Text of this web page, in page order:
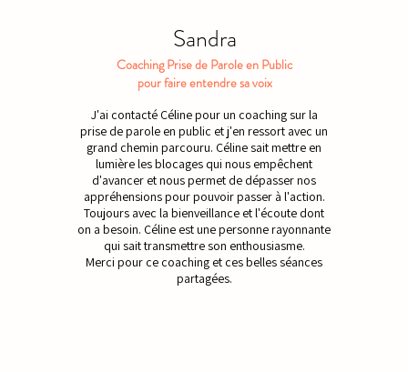
Sandra
Coaching Prise de Parole en Public
pour faire entendre sa voix
J'ai contacté Céline pour un coaching sur la
prise de parole en public et j'en ressort avec un
grand chemin parcouru. Céline sait mettre en
lumière les blocages qui nous empêchent
d'avancer et nous permet de dépasser nos
appréhensions pour pouvoir passer à l'action.
Toujours avec la bienveillance et l'écoute dont
on a besoin. Céline est une personne rayonnante
qui sait transmettre son enthousiasme.
Merci pour ce coaching et ces belles séances
partagées.